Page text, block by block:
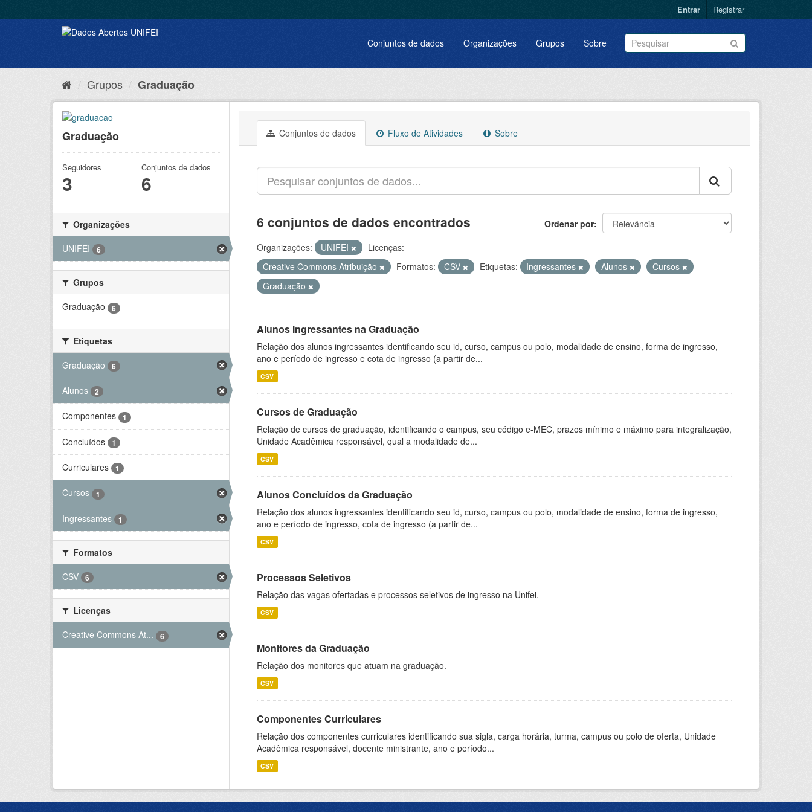
Entrar Registrar
Conjuntos de dados Organizações Grupos Sobre
Grupos Graduação
Graduação
Seguidores
3
Conjuntos de dados
6
Organizações
UNIFEI
6
Grupos
Graduação
6
Etiquetas
Graduação
6
Alunos 2
Componentes 1
Concluídos 1
Curriculares 1
Cursos 1
Ingressantes 1
Formatos
CSV
6
Licenças
Creative Commons At...
6
Conjuntos de dados Fluxo de Atividades Sobre
Ordenar por
6 conjuntos de dados encontrados
Organizações: UNIFEI
Licenças:
Creative Commons Atribuição
Formatos: CSV Etiquetas: Ingressantes Alunos
Cursos
Graduação
Alunos Ingressantes na Graduação
Relação dos alunos ingressantes identificando seu id, curso, campus ou polo, modalidade de ensino, forma de ingresso,
ano e período de ingresso e cota de ingresso (a partir de...
CSV
Cursos de Graduação
Relação de cursos de graduação, identificando o campus, seu código e-MEC, prazos mínimo e máximo para integralização,
Unidade Acadêmica responsável, qual a modalidade de...
CSV
Alunos Concluídos da Graduação
Relação dos alunos ingressantes identificando seu id, curso, campus ou polo, modalidade de ensino, forma de ingresso,
ano e período de ingresso, cota de ingresso (a partir de...
CSV
Processos Seletivos
Relação das vagas ofertadas e processos seletivos de ingresso na Unifei.
CSV
Monitores da Graduação
Relação dos monitores que atuam na graduação.
CSV
Componentes Curriculares
Relação dos componentes curriculares identificando sua sigla, carga horária, turma, campus ou polo de oferta, Unidade
Acadêmica responsável, docente ministrante, ano e período...
CSV